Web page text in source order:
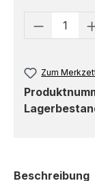
Produkt
Zum
Beschreibung